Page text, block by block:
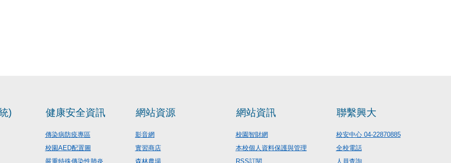
) 健康安全資訊
傳染病防疫專區
校園AED配置圖
嚴重特殊傳染性肺炎
網站資源
影音網
實習商店
森林農場
網站資訊
校園智財網
本校個人資料保護與管理
RSS訂閱
聯繫興大
校安中心 04-22870885
全校電話
人員查詢